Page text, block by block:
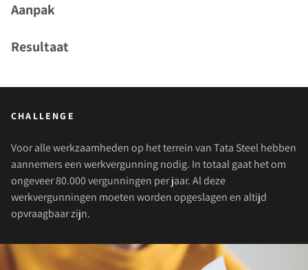
Aanpak
Resultaat
CHALLENGE
Voor alle werkzaamheden op het terrein van Tata Steel hebben
aannemers een werkvergunning nodig. In totaal gaat het om
ongeveer 80.000 vergunningen per jaar. Al deze
werkvergunningen moeten worden opgeslagen en altijd
opvraagbaar zijn.